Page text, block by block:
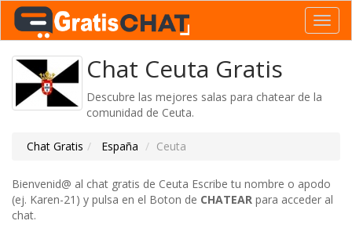
Chat Ceuta Gratis
Descubre las mejores salas para chatear de la
comunidad de Ceuta.
Chat Gratis España Ceuta
Bienvenid@ al chat gratis de Ceuta Escribe tu nombre o apodo
(ej. Karen-21) y pulsa en el Boton de CHATEAR para acceder al
chat.